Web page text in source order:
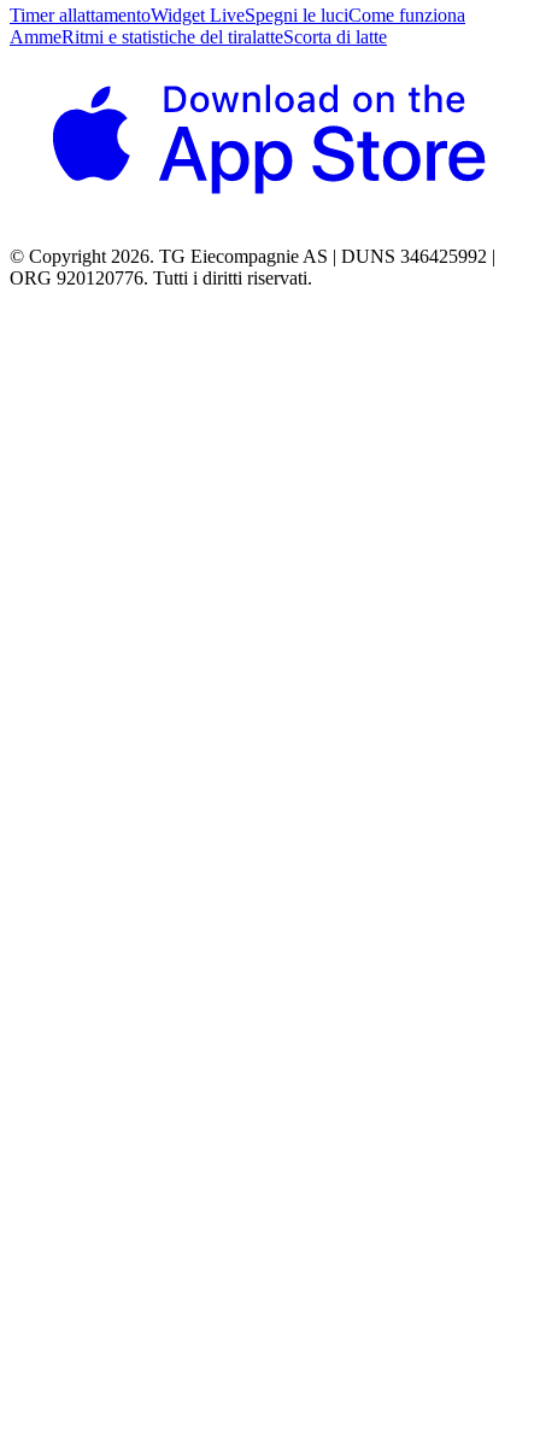
Timer allattamentoWidget LiveSpegni le luciCome funziona
AmmeRitmi e statistiche del tiralatteScorta di latte
© Copyright 2026. TG Eiecompagnie AS | DUNS 346425992 |
ORG 920120776. Tutti i diritti riservati.